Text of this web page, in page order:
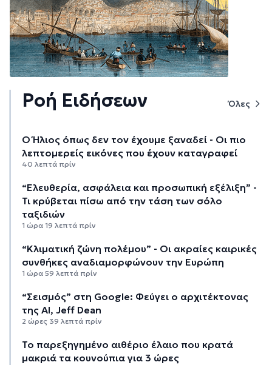
Ροή Ειδήσεων Όλες
Ο Ήλιος όπως δεν τον έχουμε ξαναδεί - Οι πιο
λεπτομερείς εικόνες που έχουν καταγραφεί
40 λεπτά πρίν
“Ελευθερία, ασφάλεια και προσωπική εξέλιξη” -
Τι κρύβεται πίσω από την τάση των σόλο
ταξιδιών
1 ώρα 19 λεπτά πρίν
“Κλιματική ζώνη πολέμου” - Οι ακραίες καιρικές
συνθήκες αναδιαμορφώνουν την Ευρώπη
1 ώρα 59 λεπτά πρίν
“Σεισμός” στη Google: Φεύγει ο αρχιτέκτονας
της AI, Jeff Dean
2 ώρες 39 λεπτά πρίν
Το παρεξηγημένο αιθέριο έλαιο που κρατά
μακριά τα κουνούπια για 3 ώρες